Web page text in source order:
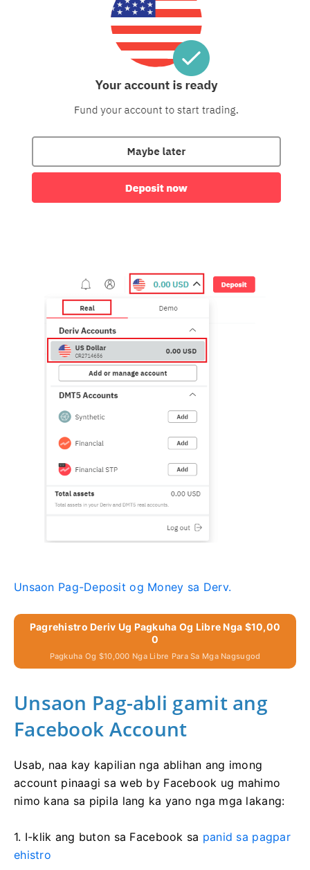
Unsaon Pag-Deposit og Money sa Derv.
Pagrehistro Deriv Ug Pagkuha Og Libre Nga $10,00
0
Pagkuha Og $10,000 Nga Libre Para Sa Mga Nagsugod
Unsaon Pag-abli gamit ang
Facebook Account
Usab, naa kay kapilian nga ablihan ang imong
account pinaagi sa web by Facebook ug mahimo
nimo kana sa pipila lang ka yano nga mga lakang:
1. I-klik ang buton sa Facebook sa panid sa pagpar
ehistro